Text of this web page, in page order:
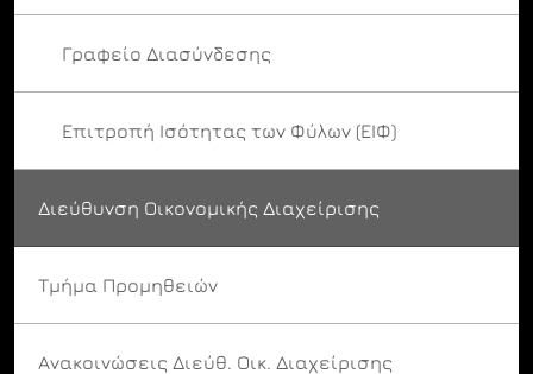
Γραφείο Διασύνδεσης
Επιτροπή Ισότητας των Φύλων (ΕΙΦ)
Διεύθυνση Οικονομικής Διαχείρισης
Τμήμα Προμηθειών
Ανακοινώσεις Διεύθ. Οικ. Διαχείρισης